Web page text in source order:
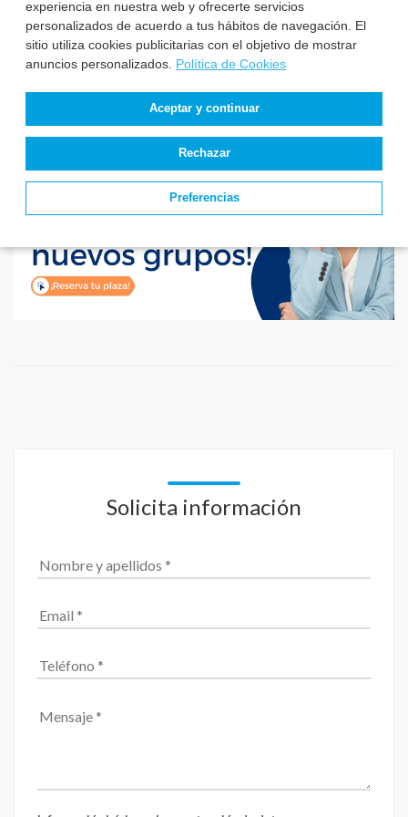
experiencia en nuestra web y ofrecerte servicios
personalizados de acuerdo a tus hábitos de navegación. El
sitio utiliza cookies publicitarias con el objetivo de mostrar
anuncios personalizados. Política de Cookies
Aceptar y continuar
Rechazar
Preferencias
convocatorias y
plazas de TCAE –
Auxiliar de Enfer...
Solicita información